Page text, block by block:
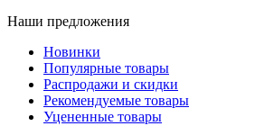
Наши предложения
Новинки
Популярные товары
Распродажи и скидки
Рекомендуемые товары
Уцененные товары